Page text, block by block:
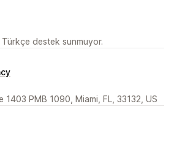
destek sunmuyor.
1403 PMB 1090, Miami, FL, 33132, US